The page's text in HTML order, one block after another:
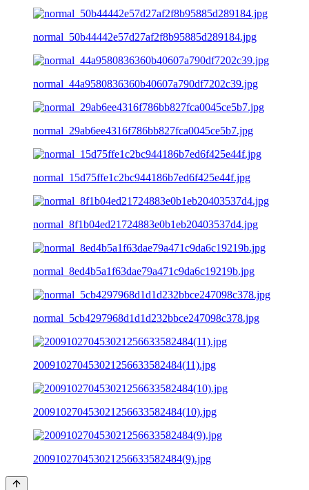
normal_50b44442e57d27af2f8b95885d289184.jpg
normal_44a9580836360b40607a790df7202c39.jpg
normal_29ab6ee4316f786bb827fca0045ce5b7.jpg
normal_15d75ffe1c2bc944186b7ed6f425e44f.jpg
normal_8f1b04ed21724883e0b1eb20403537d4.jpg
normal_8ed4b5a1f63dae79a471c9da6c19219b.jpg
normal_5cb4297968d1d1d232bbce247098c378.jpg
200910270453021256633582484(11).jpg
200910270453021256633582484(10).jpg
200910270453021256633582484(9).jpg